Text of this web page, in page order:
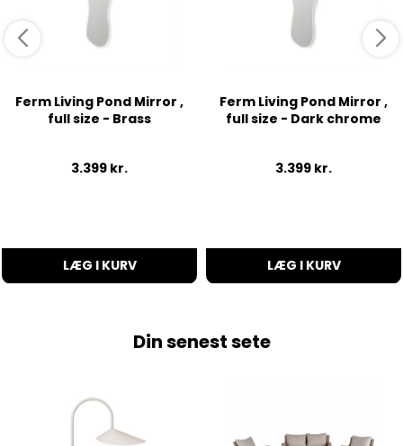
Ferm Living Pond Mirror ,
full size - Brass
3.399 kr.
LÆG I KURV
Ferm Living Pond Mirror ,
full size - Dark chrome
3.399 kr.
LÆG I KURV
Din senest sete